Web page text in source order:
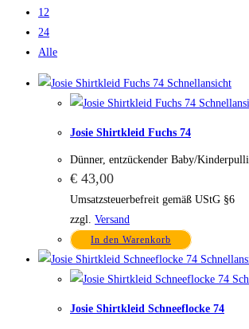
12
24
Alle
Schnellansicht
Josie Shirtkleid Fuchs 74
Dünner, entzückender Baby/
€ 43,00
Umsatzsteuerbefreit gemäß UStG §6
zzgl. Versand
In den Warenkorb
Josie Shirtkleid Schneeflocke 74